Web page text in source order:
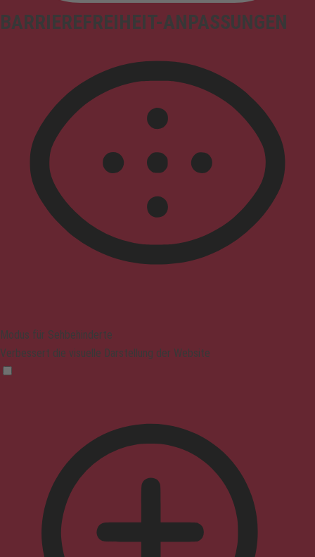
BARRIEREFREIHEIT-ANPASSUNGEN
Modus für Sehbehinderte
Verbessert die visuelle Darstellung der Website